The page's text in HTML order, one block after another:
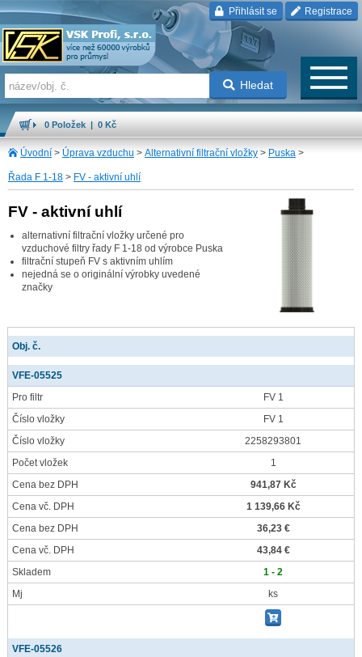
Přihlásit se Registrace
Hledat
0 Položek | 0 Kč
Úvodní > Úprava vzduchu > Alternativní filtrační vložky > Puska >
Řada F 1-18 > FV - aktivní uhlí
FV - aktivní uhlí
alternativní filtrační vložky určené pro
vzduchové filtry řady F 1-18 od výrobce Puska
filtrační stupeň FV s aktivním uhlím
nejedná se o originální výrobky uvedené
značky
Obj. č.
VFE-05525
Pro filtr
FV 1
Číslo vložky
FV 1
Číslo vložky
2258293801
Počet vložek
1
Cena bez DPH
941,87 Kč
Cena vč. DPH
1 139,66 Kč
Cena bez DPH
36,23 €
Cena vč. DPH
43,84 €
Skladem
1 - 2
Mj
ks
VFE-05526